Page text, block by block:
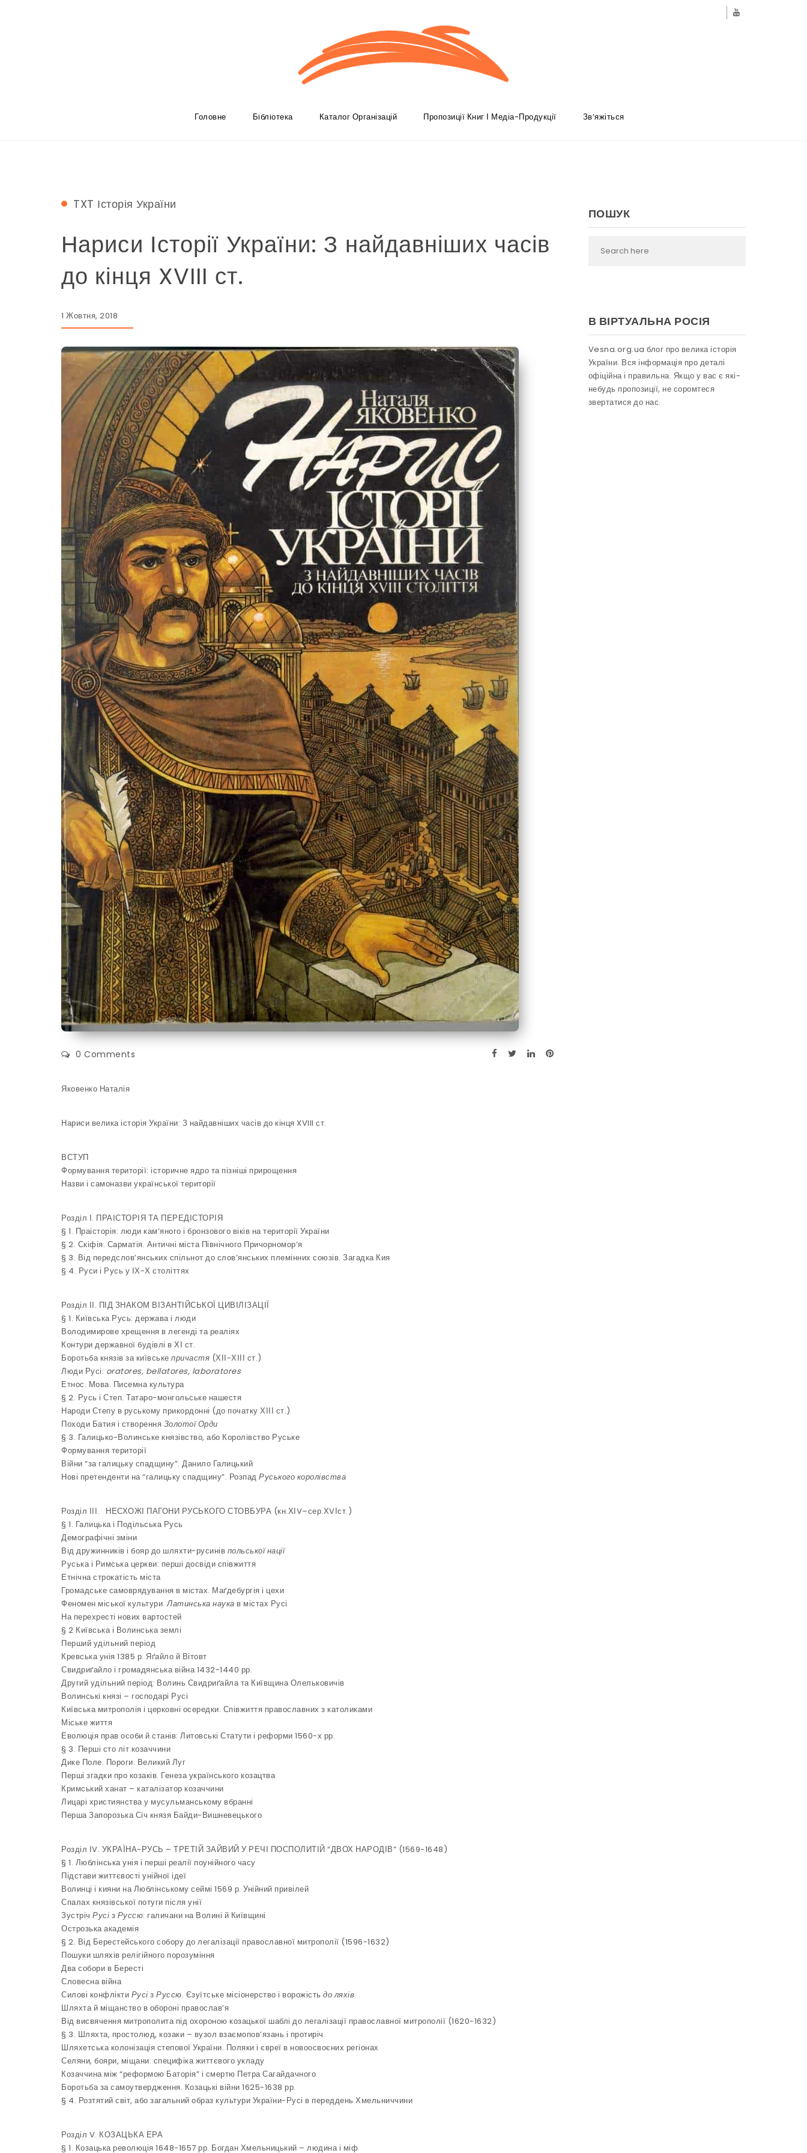
Головне
Бiблiотека Каталог Організацій Пропозиції Книг І Медіа-Продукції Зв’яжіться
TXT Історія України
Нариси Історії України: З найдавніших часів
до кінця XVIII ст.
1 Жовтня, 2018
0 Comments
Яковенко Наталія
Нариси велика історія України: З найдавніших часів до кінця XVIII ст.
ВСТУП
Формування території: історичне ядро та пізніші прирощення
Назви і самоназви української території
Розділ І. ПРАІСТОРІЯ ТА ПЕРЕДІСТОРІЯ
§ 1. Праісторія: люди кам’яного і бронзового віків на території України
§ 2. Скіфія. Сарматія. Античні міста Північного Причорномор’я
§ 3. Від передслов’янських спільнот до слов’янських племінних союзів. Загадка Кия
§ 4. Руси і Русь у ІХ-Х століттях
Розділ ІІ. ПІД ЗНАКОМ ВІЗАНТІЙСЬКОЇ ЦИВІЛІЗАЦІЇ
§ 1. Київська Русь: держава і люди
Володимирове хрещення в легенді та реаліях
Контури державної будівлі в ХІ ст.
Боротьба князів за київське причастя (ХІІ-ХІІІ ст.)
Люди Русі: oratores, bellatores, laboratores
Етнос. Мова. Писемна культура
§ 2. Русь і Степ. Татаро-монгольське нашестя
Народи Степу в руському прикордонні (до початку ХІІІ ст.)
Походи Батия і створення Золотої Орди
§ 3. Галицько-Волинське князівство, або Королівство Руське
Формування території
Війни “за галицьку спадщину”. Данило Галицький
Нові претенденти на “галицьку спадщину”. Розпад Руського королівства
Розділ ІІІ. НЕСХОЖІ ПАГОНИ РУСЬКОГО СТОВБУРА (кн.ХІV–сер.ХVІст.)
§ 1. Галицька і Подільська Русь
Демографічні зміни
Від дружинників і бояр до шляхти-русинів польської нації
Руська і Римська церкви: перші досвіди співжиття
Етнічна строкатість міста
Громадське самоврядування в містах. Маґдебургія і цехи
Феномен міської культури.Латинська наука в містах Русі
На перехресті нових вартостей
§ 2 Київська і Волинська землі
Перший удільний період
Кревська унія 1385 р. Яґайло й Вітовт
Свидриґайло і громадянська війна 1432-1440 рр.
Другий удільний період: Волинь Свидриґайла та Київщина Олельковичів
Волинські князі – господарі Русі
Київська митрополія і церковні осередки. Співжиття православних з католиками
Міське життя
Еволюція прав особи й станів: Литовські Статути і реформи 1560-х рр.
§ 3. Перші сто літ козаччини
Дике Поле. Пороги. Великий Луг
Перші згадки про козаків. Генеза українського козацтва
Кримський ханат – каталізатор козаччини
Лицарі християнства у мусульманському вбранні
Перша Запорозька Січ князя Байди-Вишневецького
Розділ ІV. УКРАЇНА-РУСЬ – ТРЕТІЙ ЗАЙВИЙ У РЕЧІ ПОСПОЛИТІЙ “ДВОХ НАРОДІВ” (1569-1648)
§ 1. Люблінська унія і перші реалії поунійного часу
Підстави життєвості унійної ідеї
Волинці і кияни на Люблінському сеймі 1569 р. Унійний привілей
Спалах князівської потуги після унії
Зустріч Русі з Руссю: галичани на Волині й Київщині
Острозька академія
§ 2. Від Берестейського собору до легалізації православної митрополії (1596-1632)
Пошуки шляхів релігійного порозуміння
Два собори в Бересті
Словесна війна
Силові конфлікти Русі з Руссю. Єзуїтське місіонерство і ворожість до ляхів
Шляхта й міщанство в обороні православ’я
Від висвячення митрополита під охороною козацької шаблі до легалізації православної митрополії (1620-1632)
§ 3. Шляхта, простолюд, козаки – вузол взаємопов’язань і протиріч
Шляхетська колонізація степової України. Поляки і євреї в новоосвоєних регіонах
Селяни, бояри, міщани: специфіка життєвого укладу
Козаччина між “реформою Баторія” і смертю Петра Сагайдачного
Боротьба за самоутвердження. Козацькі війни 1625-1638 рр.
§ 4. Розтятий світ, або загальний образ культури України-Русі в переддень Хмельниччини
Розділ V. КОЗАЦЬКА ЕРА
§ 1. Козацька революція 1648-1657 рр. Богдан Хмельницький – людина і міф
ПОШУК
В ВІРТУАЛЬНА РОСІЯ
Vesna.org.ua блог про велика історія
України. Вся інформація про деталі
офіційна і правильна. Якщо у вас є які-
небудь пропозиції, не соромтеся
звертатися до нас.